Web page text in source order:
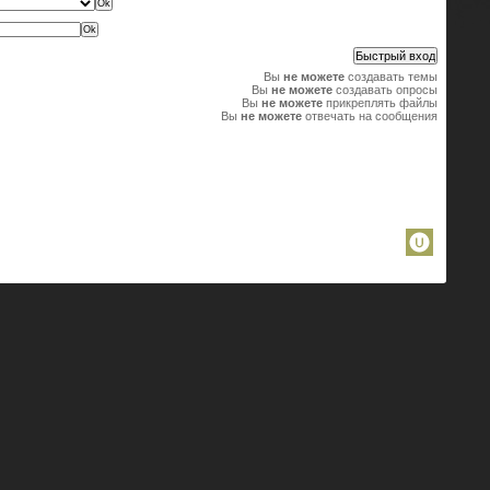
Выне можете создавать темы
Выне можете создавать опросы
Выне можете прикреплять файлы
Выне можете отвечать на сообщения